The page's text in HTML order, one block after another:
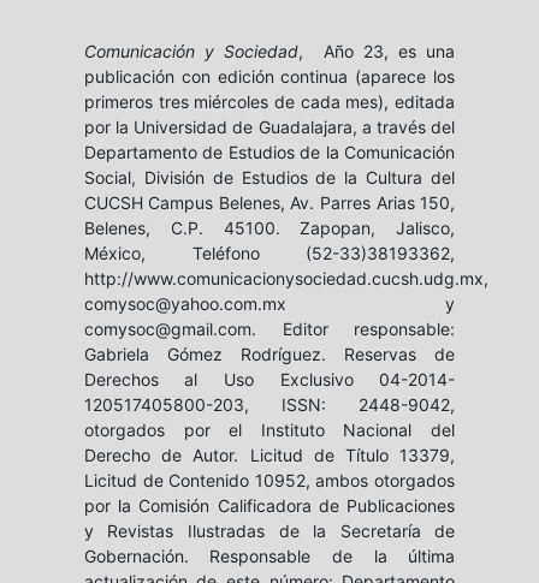
Comunicación y Sociedad, Año 23, es una
publicación con edición continua (aparece los
primeros tres miércoles de cada mes), editada
por la Universidad de Guadalajara, a través del
Departamento de Estudios de la Comunicación
Social, División de Estudios de la Cultura del
CUCSH Campus Belenes, Av. Parres Arias 150,
Belenes, C.P. 45100. Zapopan, Jalisco,
México, Teléfono (52-33)38193362,
http://www.comunicacionysociedad.cucsh.udg.mx,
comysoc@yahoo.com.mx y
comysoc@gmail.com. Editor responsable:
Gabriela Gómez Rodríguez. Reservas de
Derechos al Uso Exclusivo 04-2014-
120517405800-203, ISSN: 2448-9042,
otorgados por el Instituto Nacional del
Derecho de Autor. Licitud de Título 13379,
Licitud de Contenido 10952, ambos otorgados
por la Comisión Calificadora de Publicaciones
y Revistas Ilustradas de la Secretaría de
Gobernación. Responsable de la última